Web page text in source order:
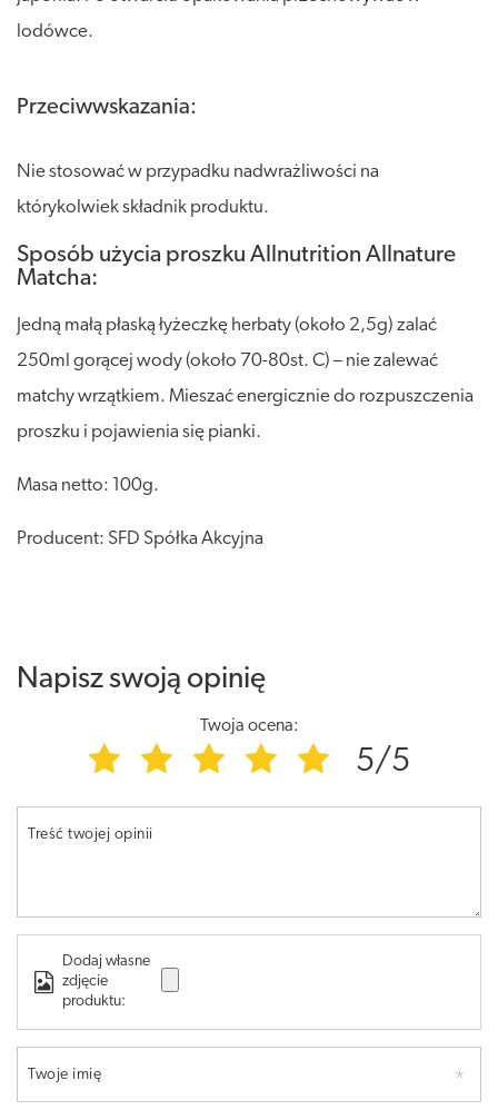
lodówce.
Przeciwwskazania:
Nie stosować w przypadku nadwrażliwości na
którykolwiek składnik produktu.
Sposób użycia proszku Allnutrition Allnature
Matcha:
Jedną małą płaską łyżeczkę herbaty (około 2,5g) zalać
250ml gorącej wody (około 70-80st. C) – nie zalewać
matchy wrzątkiem. Mieszać energicznie do rozpuszczenia
proszku i pojawienia się pianki.
Masa netto: 100g.
Producent: SFD Spółka Akcyjna
Napisz swoją opinię
Twoja ocena:
5/5
Treść twojej opinii
Dodaj własne
zdjęcie
produktu:
Twoje imię